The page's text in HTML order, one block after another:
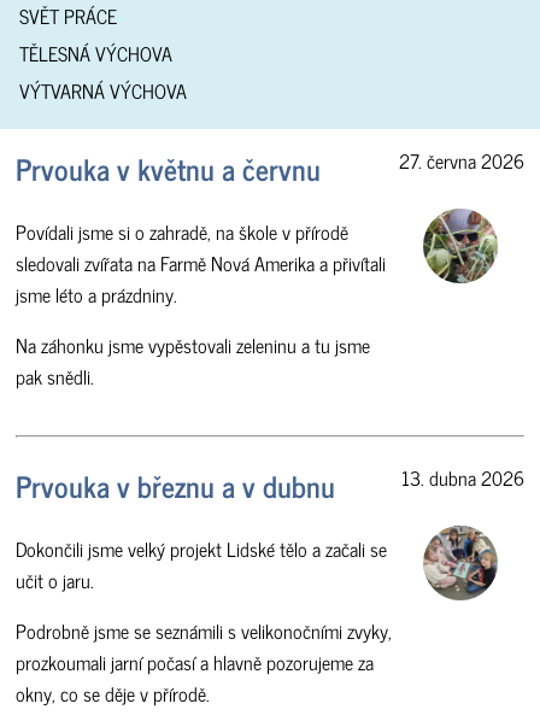
SVĚT PRÁCE
TĚLESNÁ VÝCHOVA
VÝTVARNÁ VÝCHOVA
Prvouka v květnu a červnu
Povídali jsme si o zahradě, na škole v přírodě
sledovali zvířata na Farmě Nová Amerika a přivítali
jsme léto a prázdniny.
Na záhonku jsme vypěstovali zeleninu a tu jsme
pak snědli.
27. června 2026
Prvouka v březnu a v dubnu
Dokončili jsme velký projekt Lidské tělo a začali se
učit o jaru.
Podrobně jsme se seznámili s velikonočními zvyky,
prozkoumali jarní počasí a hlavně pozorujeme za
okny, co se děje v přírodě.
13. dubna 2026